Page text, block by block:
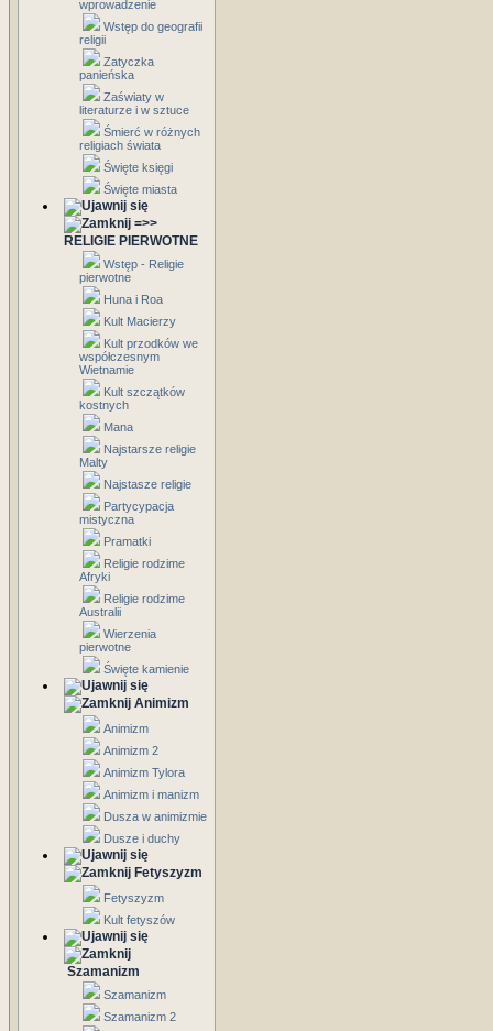
wprowadzenie
Wstęp do geografii
religii
Zatyczka
panieńska
Zaświaty w
literaturze i w sztuce
Śmierć w różnych
religiach świata
Święte księgi
Święte miasta
=>>
RELIGIE PIERWOTNE
Wstęp - Religie
pierwotne
Huna i Roa
Kult Macierzy
Kult przodków we
współczesnym
Wietnamie
Kult szczątków
kostnych
Mana
Najstarsze religie
Malty
Najstasze religie
Partycypacja
mistyczna
Pramatki
Religie rodzime
Afryki
Religie rodzime
Australii
Wierzenia
pierwotne
Święte kamienie
Animizm
Animizm
Animizm 2
Animizm Tylora
Animizm i manizm
Dusza w animizmie
Dusze i duchy
Fetyszyzm
Fetyszyzm
Kult fetyszów
Szamanizm
Szamanizm
Szamanizm 2